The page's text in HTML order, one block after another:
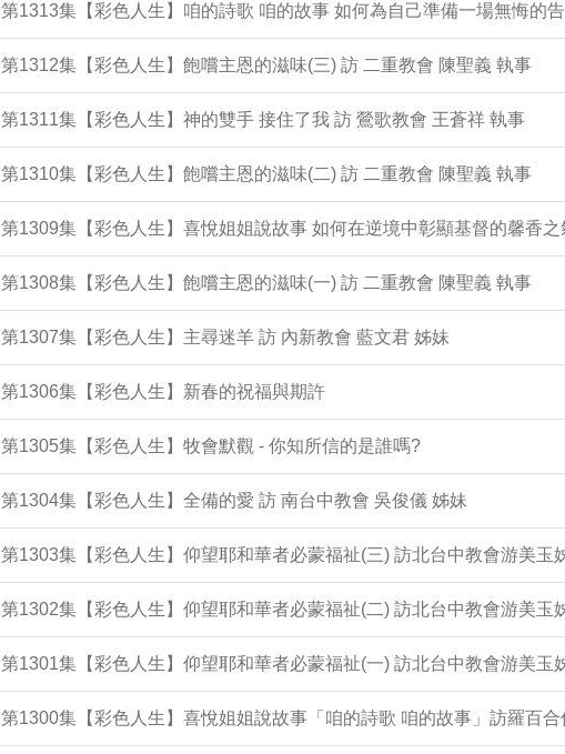
第1313集【彩色人生】咱的詩歌 咱的故事 如何為自己準備一場無悔的
第1312集【彩色人生】飽嚐主恩的滋味(三) 訪 二重教會 陳聖義 執事
第1311集【彩色人生】神的雙手 接住了我 訪 鶯歌教會 王蒼祥 執事
第1310集【彩色人生】飽嚐主恩的滋味(二) 訪 二重教會 陳聖義 執事
第1309集【彩色人生】喜悅姐姐說故事 如何在逆境中彰顯基督的馨香之
第1308集【彩色人生】飽嚐主恩的滋味(一) 訪 二重教會 陳聖義 執事
第1307集【彩色人生】主尋迷羊 訪 內新教會 藍文君 姊妹
第1306集【彩色人生】新春的祝福與期許
第1305集【彩色人生】牧會默觀 - 你知所信的是誰嗎?
第1304集【彩色人生】全備的愛 訪 南台中教會 吳俊儀 姊妹
第1303集【彩色人生】仰望耶和華者必蒙福祉(三) 訪北台中教會游美玉
第1302集【彩色人生】仰望耶和華者必蒙福祉(二) 訪北台中教會游美玉
第1301集【彩色人生】仰望耶和華者必蒙福祉(一) 訪北台中教會游美玉
第1300集【彩色人生】喜悅姐姐說故事「咱的詩歌 咱的故事」訪羅百合